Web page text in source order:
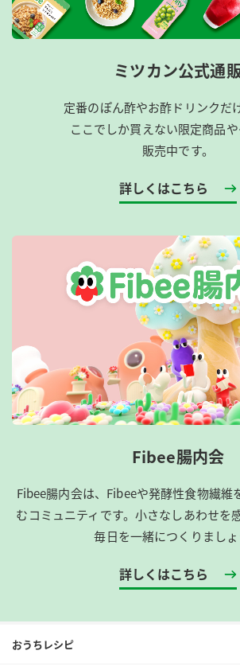
ミツカン公式通
定番のぽん酢やお酢ドリンクだ
ここでしか買えない限定商品
販売中です。
詳しくはこちら
Fibee腸内会
Fibee腸内会は、​Fibeeや発酵性食物繊維
むコミュニティです。​小さなしあわせを
毎日を一緒につくりましょ
詳しくはこちら
おうちレシピ